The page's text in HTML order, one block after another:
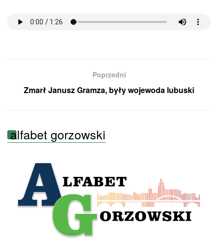
Poprzedni
Zmarł Janusz Gramza, były wojewoda lubuski
alfabet gorzowski